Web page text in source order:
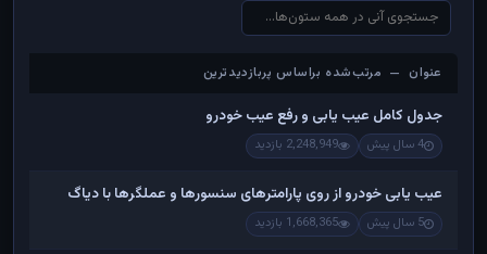
عنوان — مرتب‌شده براساس پربازدیدترین
عنوان — مرتب‌شده براساس پربازدیدترین
جدول کامل عیب یابی و رفع عیب خودرو
4 سال پیش 2,248,949 بازدید
عیب یابی خودرو از روی پارامترهای سنسورها و عملگرها با دیاگ
5 سال پیش 1,668,365 بازدید